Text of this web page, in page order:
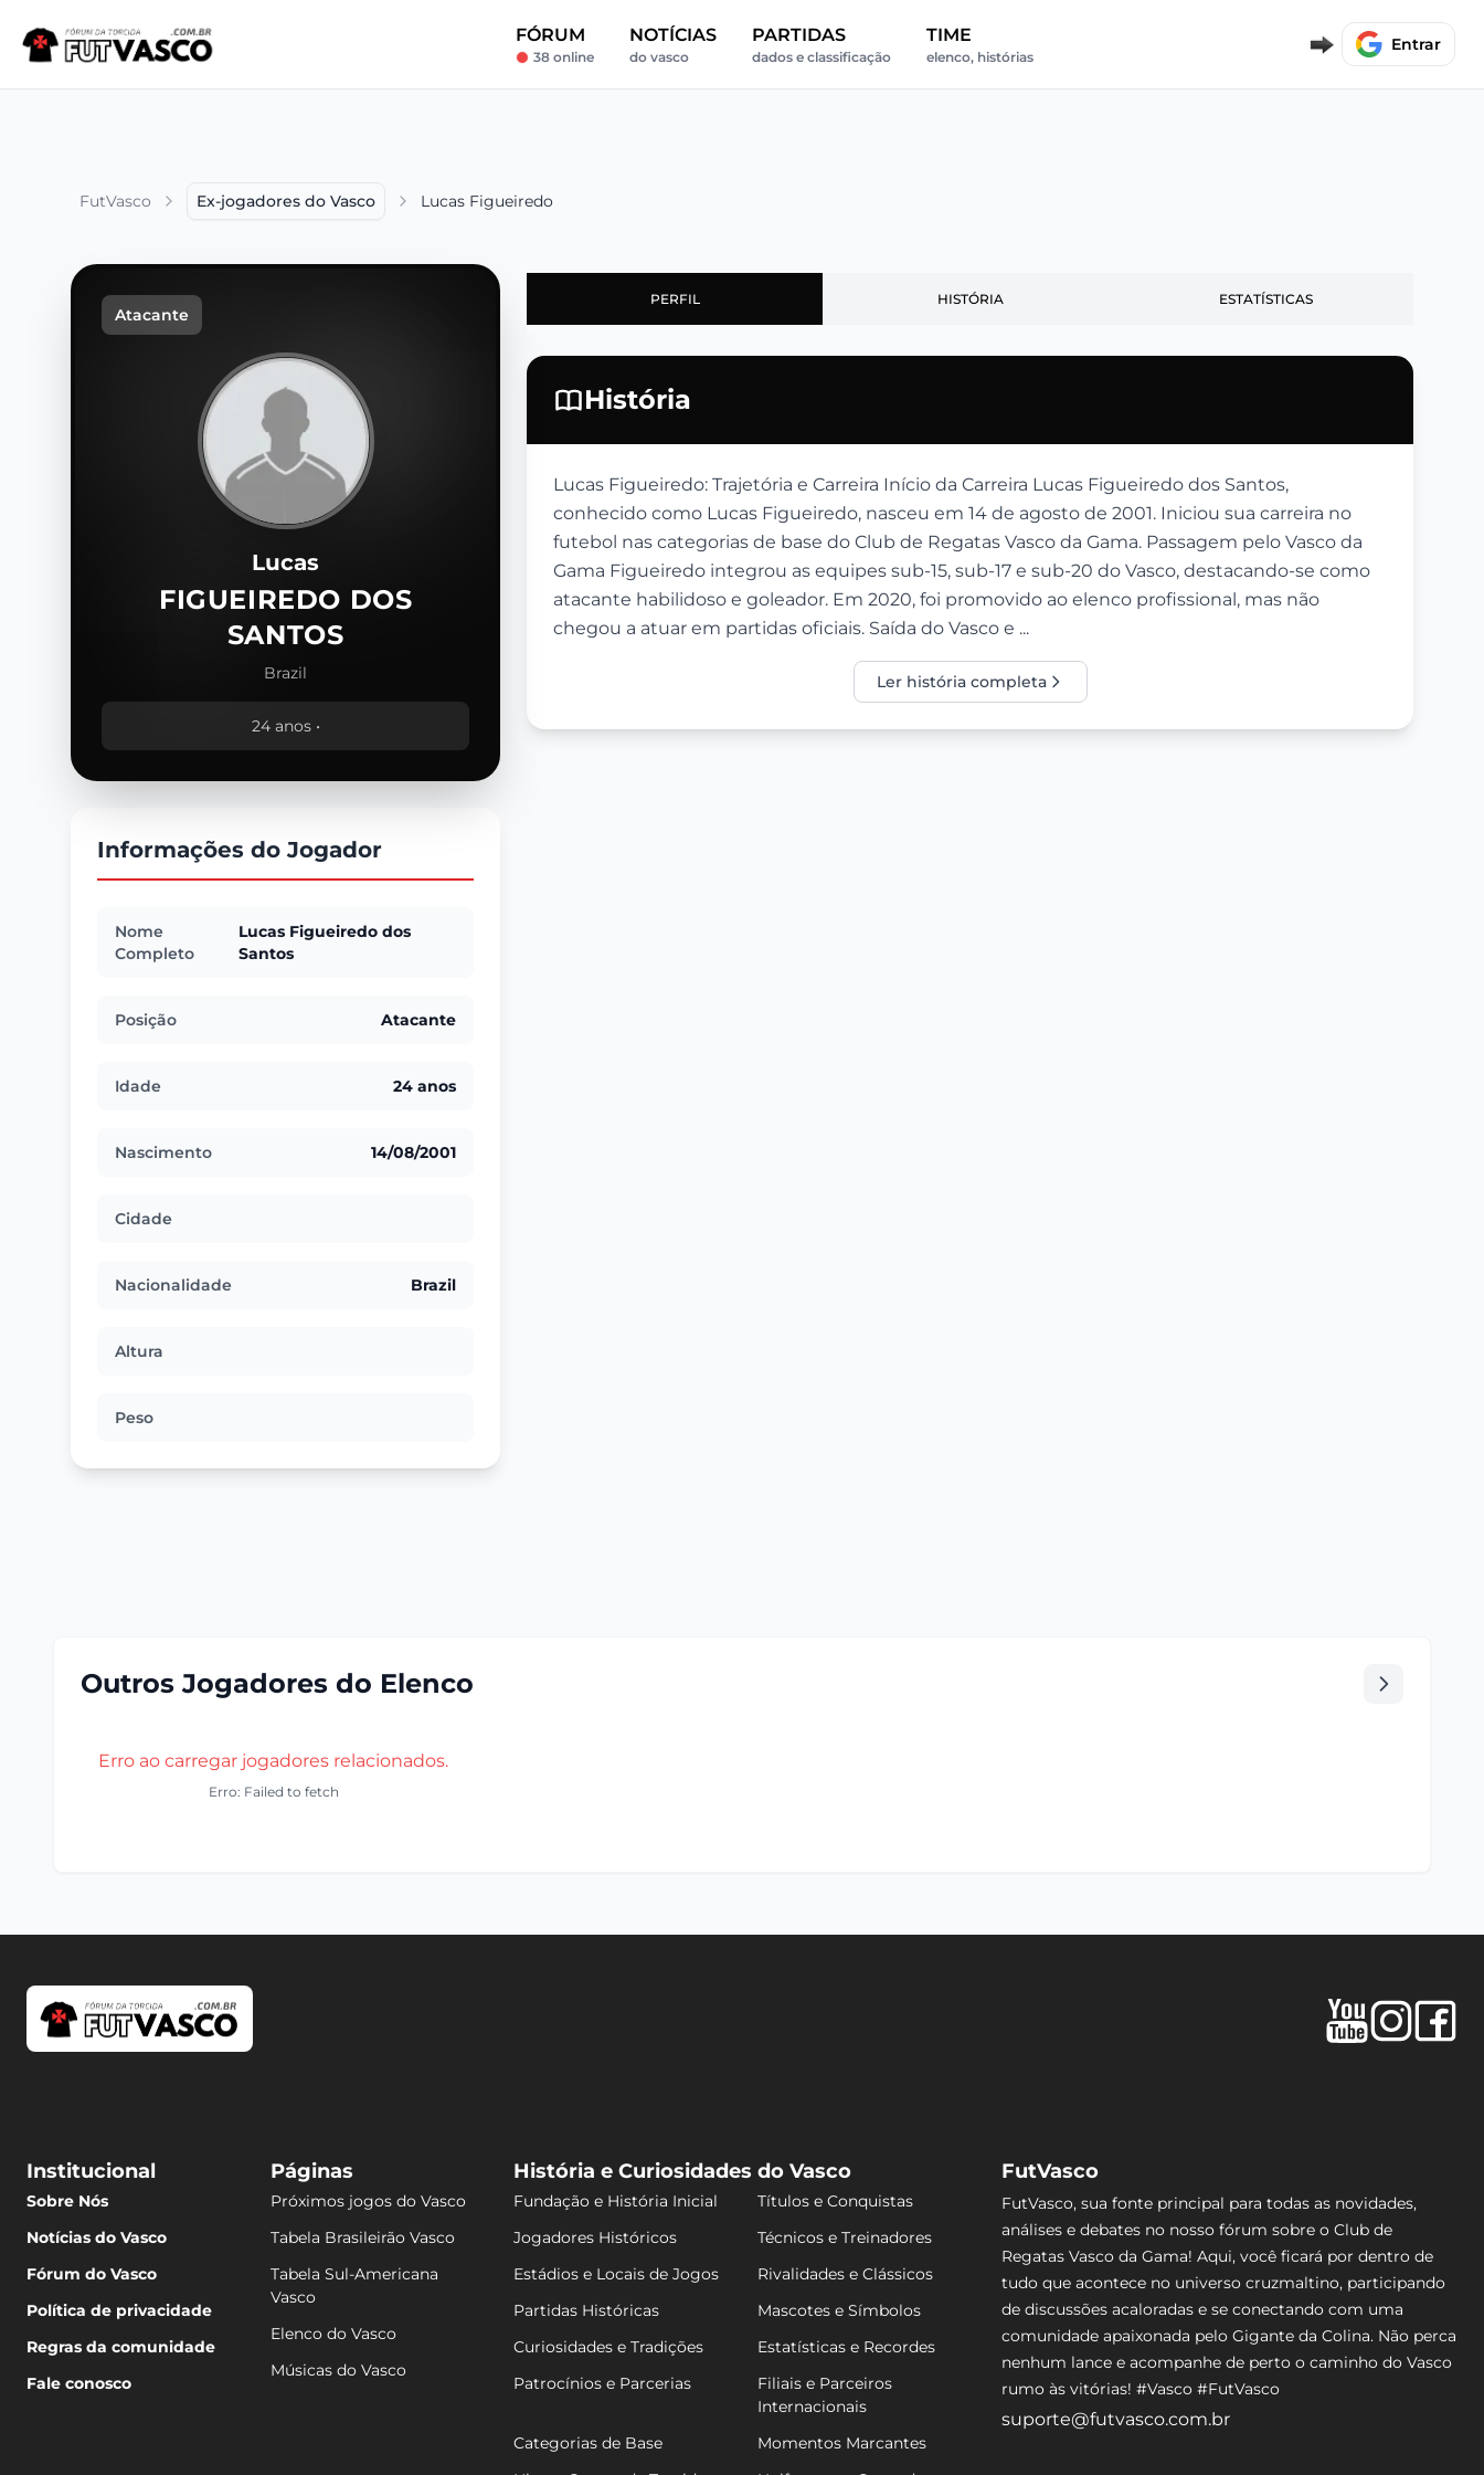
FÓRUM
38 online
NOTÍCIAS
do vasco
PARTIDAS
dados e classificação
TIME
elenco, histórias
Entrar
FutVasco Ex-jogadores do Vasco Lucas Figueiredo
Atacante
Lucas
FIGUEIREDO DOS
SANTOS
Brazil
24 anos •
Informações do Jogador
Nome
Completo
Lucas Figueiredo dos
Santos
Posição Atacante
Idade 24 anos
Nascimento 14/08/2001
Cidade
Nacionalidade Brazil
Altura
Peso
PERFIL HISTÓRIA ESTATÍSTICAS
História
Lucas Figueiredo: Trajetória e Carreira Início da Carreira Lucas Figueiredo dos Santos,
conhecido como Lucas Figueiredo, nasceu em 14 de agosto de 2001. Iniciou sua carreira no
futebol nas categorias de base do Club de Regatas Vasco da Gama. Passagem pelo Vasco da
Gama Figueiredo integrou as equipes sub-15, sub-17 e sub-20 do Vasco, destacando-se como
atacante habilidoso e goleador. Em 2020, foi promovido ao elenco profissional, mas não
chegou a atuar em partidas oficiais. Saída do Vasco e ...
Ler história completa
Outros Jogadores do Elenco
Erro ao carregar jogadores relacionados.
Erro: Failed to fetch
Institucional
Sobre Nós
Notícias do Vasco
Fórum do Vasco
Política de privacidade
Regras da comunidade
Fale conosco
Páginas
Próximos jogos do Vasco
Tabela Brasileirão Vasco
Tabela Sul-Americana
Vasco
Elenco do Vasco
Músicas do Vasco
História e Curiosidades do Vasco
Fundação e História Inicial
Títulos e Conquistas
Jogadores Históricos
Técnicos e Treinadores
Estádios e Locais de Jogos
Rivalidades e Clássicos
Partidas Históricas
Mascotes e Símbolos
Curiosidades e Tradições
Estatísticas e Recordes
Patrocínios e Parcerias
Filiais e Parceiros
Internacionais
Categorias de Base
Momentos Marcantes
FutVasco
FutVasco, sua fonte principal para todas as novidades,
análises e debates no nosso fórum sobre o Club de
Regatas Vasco da Gama! Aqui, você ficará por dentro de
tudo que acontece no universo cruzmaltino, participando
de discussões acaloradas e se conectando com uma
comunidade apaixonada pelo Gigante da Colina. Não perca
nenhum lance e acompanhe de perto o caminho do Vasco
rumo às vitórias! #Vasco #FutVasco
suporte@futvasco.com.br